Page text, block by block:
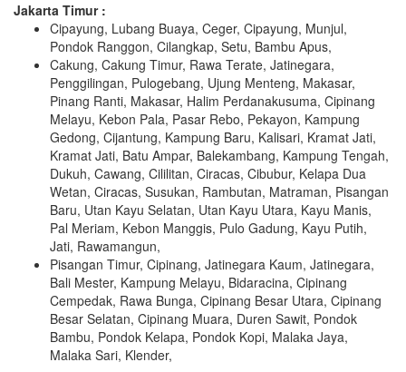
Jakarta Timur :
Cipayung, Lubang Buaya, Ceger, Cipayung, Munjul,
Pondok Ranggon, Cilangkap, Setu, Bambu Apus,
Cakung, Cakung Timur, Rawa Terate, Jatinegara,
Penggilingan, Pulogebang, Ujung Menteng, Makasar,
Pinang Ranti, Makasar, Halim Perdanakusuma, Cipinang
Melayu, Kebon Pala, Pasar Rebo, Pekayon, Kampung
Gedong, Cijantung, Kampung Baru, Kalisari, Kramat Jati,
Kramat Jati, Batu Ampar, Balekambang, Kampung Tengah,
Dukuh, Cawang, Cililitan, Ciracas, Cibubur, Kelapa Dua
Wetan, Ciracas, Susukan, Rambutan, Matraman, Pisangan
Baru, Utan Kayu Selatan, Utan Kayu Utara, Kayu Manis,
Pal Meriam, Kebon Manggis, Pulo Gadung, Kayu Putih,
Jati, Rawamangun,
Pisangan Timur, Cipinang, Jatinegara Kaum, Jatinegara,
Bali Mester, Kampung Melayu, Bidaracina, Cipinang
Cempedak, Rawa Bunga, Cipinang Besar Utara, Cipinang
Besar Selatan, Cipinang Muara, Duren Sawit, Pondok
Bambu, Pondok Kelapa, Pondok Kopi, Malaka Jaya,
Malaka Sari, Klender,